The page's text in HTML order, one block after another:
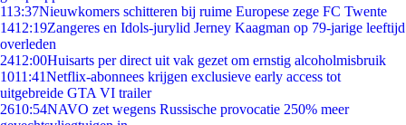
113:37Nieuwkomers schitteren bij ruime Europese zege FC Twente
1412:19Zangeres en Idols-jurylid Jerney Kaagman op 79-jarige leeftijd
overleden
2412:00Huisarts per direct uit vak gezet om ernstig alcoholmisbruik
1011:41Netflix-abonnees krijgen exclusieve early access tot
uitgebreide GTA VI trailer
2610:54NAVO zet wegens Russische provocatie 250% meer